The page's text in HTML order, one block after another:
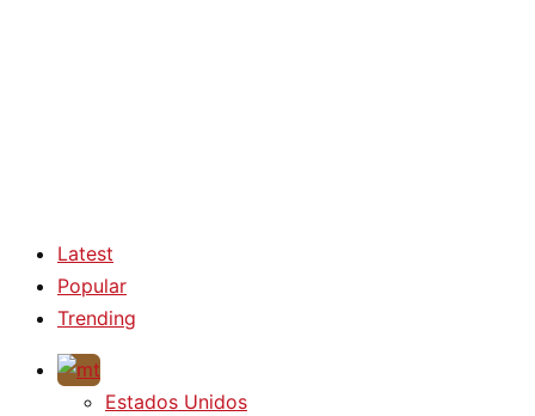
Latest
Popular
Trending
Estados Unidos